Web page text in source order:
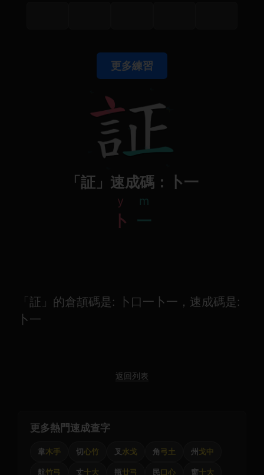
更多練習
「証」速成碼：卜一
y
卜
m
一
「証」的倉頡碼是: 卜口一卜一，速成碼是:
卜一
返回列表
更多熱門速成查字
韋木手 切心竹 叉 水戈 角弓土 州 戈中
航竹弓 丈十大 瓶廿弓 民口心 窗十大